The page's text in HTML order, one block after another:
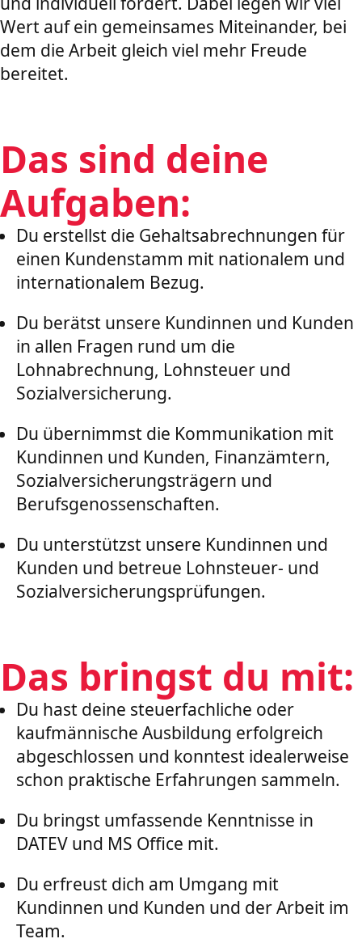
Wert auf ein gemeinsames Miteinander, bei
dem die Arbeit gleich viel mehr Freude
bereitet.
Das sind deine
Aufgaben:
Du erstellst die Gehaltsabrechnungen für
einen Kundenstamm mit nationalem und
internationalem Bezug.
Du berätst unsere Kundinnen und Kunden
in allen Fragen rund um die
Lohnabrechnung, Lohnsteuer und
Sozialversicherung.
Du übernimmst die Kommunikation mit
Kundinnen und Kunden, Finanzämtern,
Sozialversicherungsträgern und
Berufsgenossenschaften.
Du unterstützst unsere Kundinnen und
Kunden und betreue Lohnsteuer- und
Sozialversicherungsprüfungen.
Das bringst du mit:
Du hast deine steuerfachliche oder
kaufmännische Ausbildung erfolgreich
abgeschlossen und konntest idealerweise
schon praktische Erfahrungen sammeln.
Du bringst umfassende Kenntnisse in
DATEV und MS Office mit.
Du erfreust dich am Umgang mit
Kundinnen und Kunden und der Arbeit im
Team.